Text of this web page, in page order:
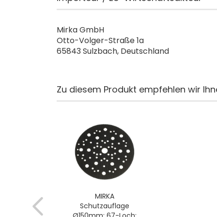
Mirka GmbH
Otto-Volger-Straße 1a
65843 Sulzbach, Deutschland
Zu diesem Produkt empfehlen wir
MIRKA
Schutzauflage